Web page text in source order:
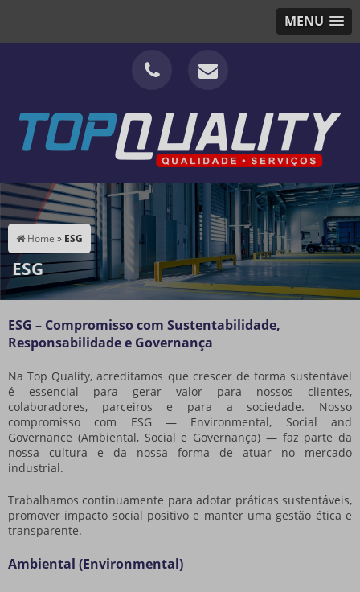
MENU
Home » ESG
ESG
ESG – Compromisso com Sustentabilidade,
Responsabilidade e Governança
Na Top Quality, acreditamos que crescer de forma sustentável
é essencial para gerar valor para nossos clientes,
colaboradores, parceiros e para a sociedade. Nosso
compromisso com ESG — Environmental, Social and
Governance (Ambiental, Social e Governança) — faz parte da
nossa cultura e da nossa forma de atuar no mercado
industrial.
Trabalhamos continuamente para adotar práticas sustentáveis,
promover impacto social positivo e manter uma gestão ética e
transparente.
Ambiental (Environmental)